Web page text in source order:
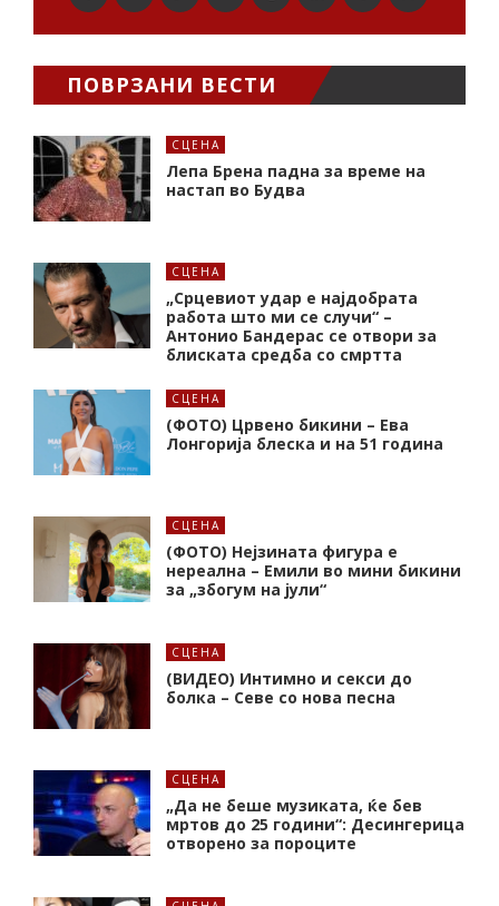
ПОВРЗАНИ ВЕСТИ
СЦЕНА
Лепа Брена падна за време на
настап во Будва
СЦЕНА
„Срцевиот удар е најдобрата
работа што ми се случи“ –
Антонио Бандерас се отвори за
блиската средба со смртта
СЦЕНА
(ФОТО) Црвено бикини – Ева
Лонгорија блеска и на 51 година
СЦЕНА
(ФОТО) Нејзината фигура е
нереална – Емили во мини бикини
за „збогум на јули“
СЦЕНА
(ВИДЕО) Интимно и секси до
болка – Севе со нова песна
СЦЕНА
„Да не беше музиката, ќе бев
мртов до 25 години“: Десингерица
отворено за пороците